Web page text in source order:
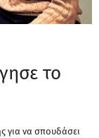
το
για να σπουδάσει